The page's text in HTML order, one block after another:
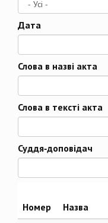
Дата
Дата
Слова в назві акта
Слова в тексті акта
Суддя-доповідач
Номер Назва